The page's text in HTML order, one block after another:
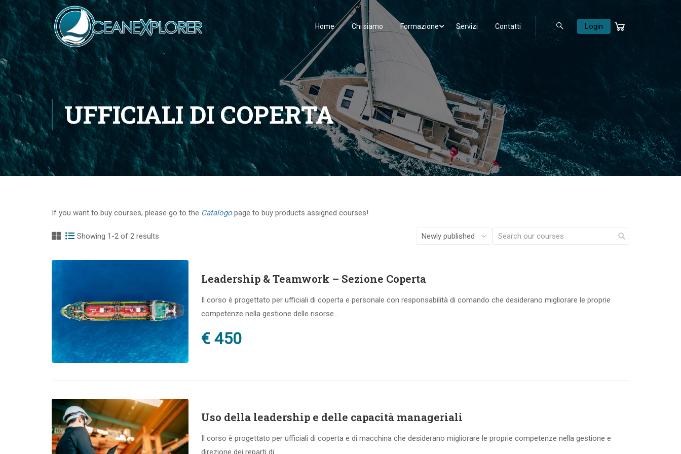
Home Chi siamo Formazione Servizi Contatti Login
UFFICIALI DI COPERTA
If you want to buy courses, please go to the Catalogo page to buy products assigned courses!
Showing 1-2 of 2 results
Leadership & Teamwork – Sezione Coperta
Il corso è progettato per ufficiali di coperta e personale con responsabilità di comando che desiderano migliorare le proprie
competenze nella gestione delle risorse...
€ 450
Uso della leadership e delle capacità manageriali
Il corso è progettato per ufficiali di coperta e di macchina che desiderano migliorare le proprie competenze nella gestione e
direzione dei reparti di...